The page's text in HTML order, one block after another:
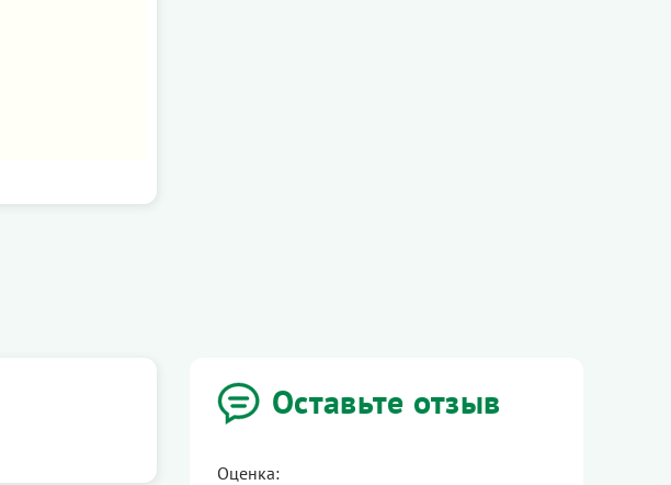
Оставьте отзыв
Оценка: